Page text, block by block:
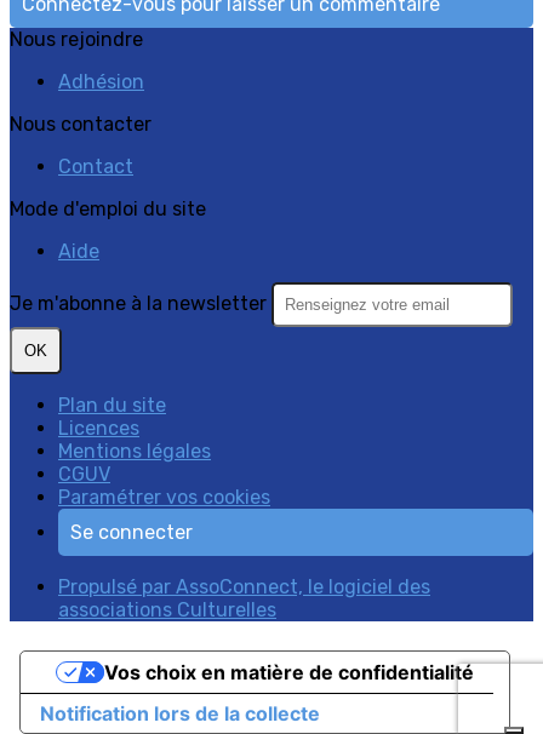
Connectez-vous pour laisser un commentaire
Nous rejoindre
Adhésion
Nous contacter
Contact
Mode d'emploi du site
Aide
Je m'abonne à la newsletter
OK
Plan du site
Licences
Mentions légales
CGUV
Paramétrer vos cookies
Se connecter
Propulsé par AssoConnect, le logiciel des
associations Culturelles
Notification lors de la collecte
Vos choix en matière de confidentialité